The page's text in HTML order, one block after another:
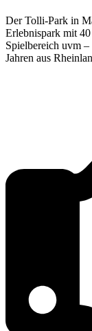
Der Tolli-Park in
Erlebnispark mit
Spielbereich uvm
Jahren aus